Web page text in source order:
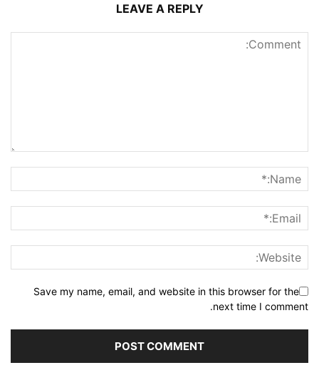
LEAVE A REPLY
Save my name, email, and website in this browser for the
next time I comment.